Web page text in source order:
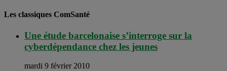
Les classiques ComSanté
Une étude barcelonaise s’interroge sur la
cyberdépendance chez les jeunes
mardi 9 février 2010